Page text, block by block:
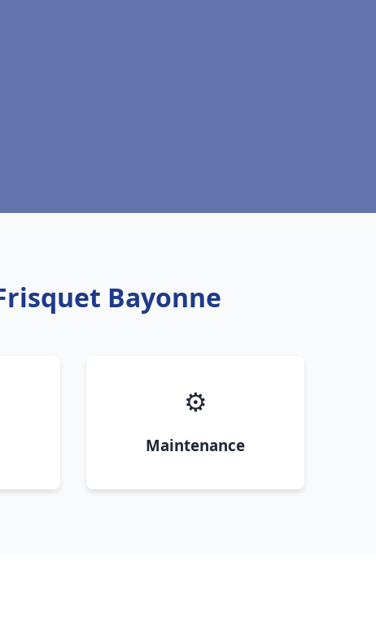
Bayonne
⚙️
Maintenance